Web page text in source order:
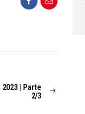
2023 | Parte
2/3